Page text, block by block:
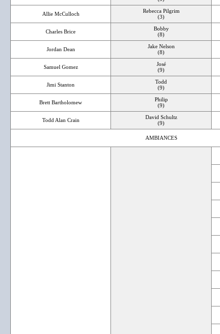
Allie McCulloch
Rebecca Pilgrim
(3)
Charles Brice
Bobby
(8)
Jordan Dean
Jake Nelson
(8)
Samuel Gomez
José
(9)
Jimi Stanton
Todd
(9)
Brett Bartholomew
Philip
(9)
Todd Alan Crain
David Schultz
(9)
AMBIANCES